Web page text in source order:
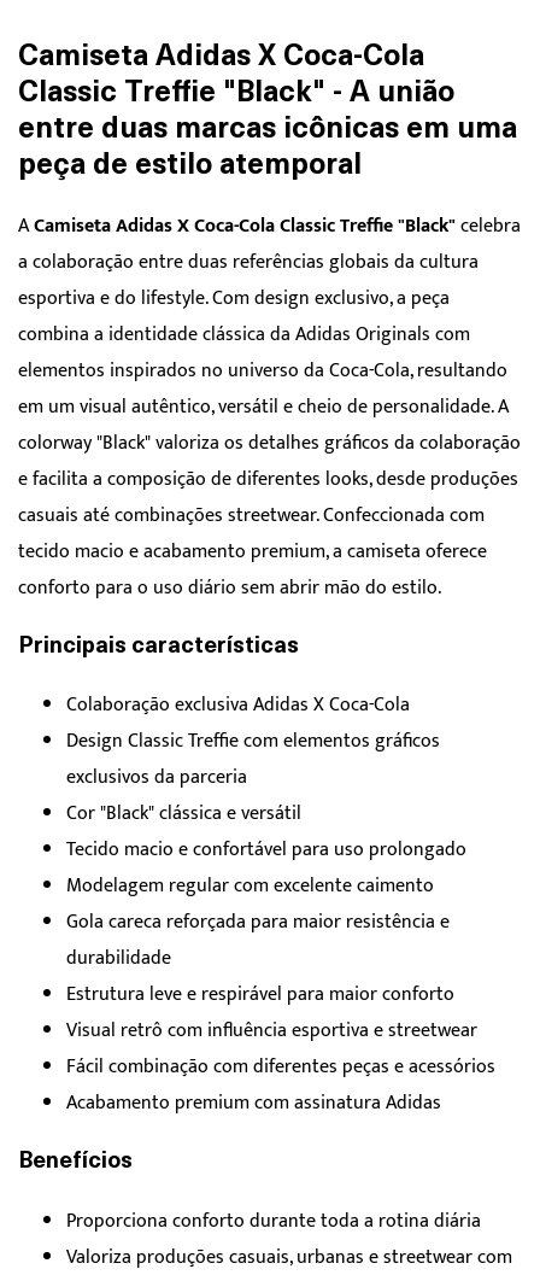
Camiseta Adidas X Coca-Cola
Classic Treffie "Black" - A união
entre duas marcas icônicas em uma
peça de estilo atemporal
ACamiseta Adidas X Coca-Cola Classic Treffie "Black"celebra
a colaboração entre duas referências globais da cultura
esportiva e do lifestyle. Com design exclusivo, a peça
combina a identidade clássica da Adidas Originals com
elementos inspirados no universo da Coca-Cola, resultando
em um visual autêntico, versátil e cheio de personalidade. A
colorway "Black" valoriza os detalhes gráficos da colaboração
e facilita a composição de diferentes looks, desde produções
casuais até combinações streetwear. Confeccionada com
tecido macio e acabamento premium, a camiseta oferece
conforto para o uso diário sem abrir mão do estilo.
Principais características
Colaboração exclusiva Adidas X Coca-Cola
Design Classic Treffie com elementos gráficos
exclusivos da parceria
Cor "Black" clássica e versátil
Tecido macio e confortável para uso prolongado
Modelagem regular com excelente caimento
Gola careca reforçada para maior resistência e
durabilidade
Estrutura leve e respirável para maior conforto
Visual retrô com influência esportiva e streetwear
Fácil combinação com diferentes peças e acessórios
Acabamento premium com assinatura Adidas
Benefícios
Proporciona conforto durante toda a rotina diária
Valoriza produções casuais, urbanas e streetwear com